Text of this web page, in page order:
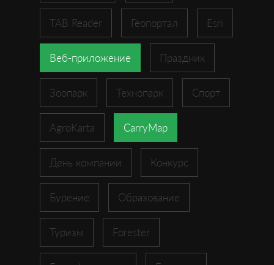
TAB Reader Геопортал Esri
Веб-приложение Праздник
Зоопарк Технопарк Спорт
AgroKarta CarryMap
День компании Конкурс
Бурение Образование
Туризм Forester